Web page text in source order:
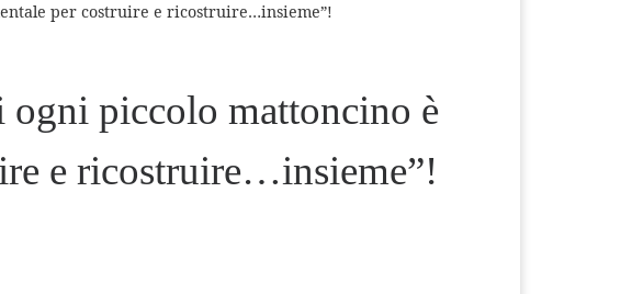
per costruire e ricostruire…insieme”!
ogni piccolo mattoncino è
e ricostruire…insieme”!